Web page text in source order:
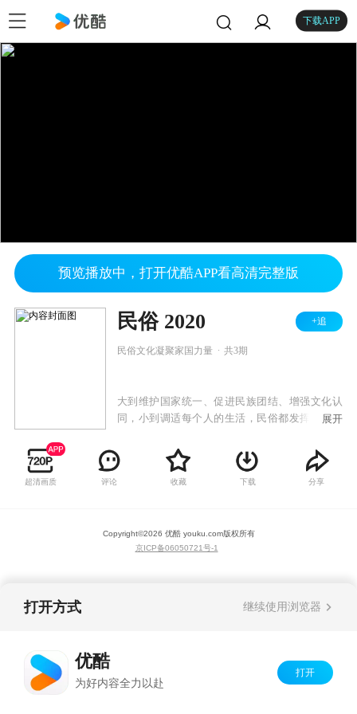
下载APP
预览播放中，打开优酷APP看高清完整版
民俗 2020 +追
民俗文化凝聚家国力量 共3期
大到维护国家统一、促进民族团结、增强文化认
同，小到调适每个人的生活，民俗都发挥着不可
家级非物质文化遗产代表性传承人记录工作成果
展映月活动，带您走民俗类非物质文化遗产的宝
展开
超清画质 评论 收藏 下载 分享
Copyright©2026 优酷 youku.com版权所有
京ICP备06050721号-1
打开方式 继续使用浏览器
优酷
为好内容全力以赴
打开